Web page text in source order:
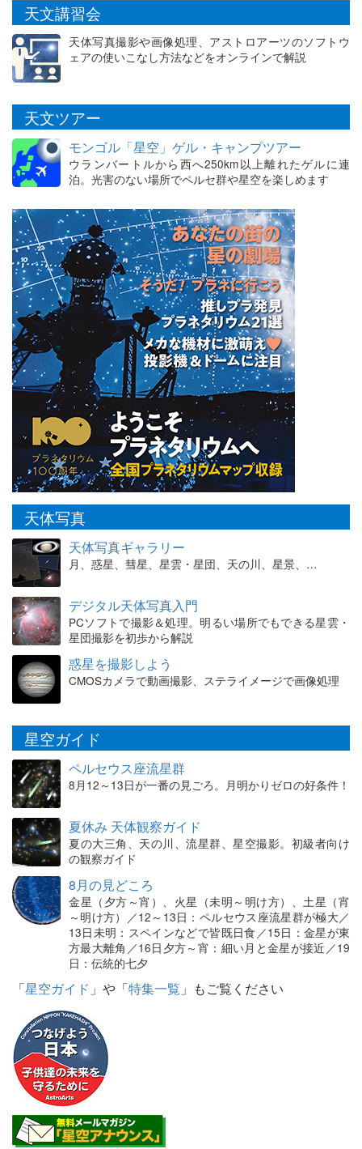
天文講習会
天体写真撮影や画像処理、アストロアーツのソフトウ
ェアの使いこなし方法などをオンラインで解説
天文ツアー
モンゴル「星空」ゲル・キャンプツアー
ウランバートルから西へ250km以上離れたゲルに連
泊。光害のない場所でペルセ群や星空を楽しめます
天体写真
天体写真ギャラリー
月、惑星、彗星、星雲・星団、天の川、星景、…
デジタル天体写真入門
PCソフトで撮影＆処理。明るい場所でもできる星雲・
星団撮影を初歩から解説
惑星を撮影しよう
CMOSカメラで動画撮影、ステライメージで画像処理
星空ガイド
ペルセウス座流星群
8月12～13日が一番の見ごろ。月明かりゼロの好条件！
夏休み 天体観察ガイド
夏の大三角、天の川、流星群、星空撮影。初級者向け
の観察ガイド
8月の見どころ
金星（夕方～宵）、火星（未明～明け方）、土星（宵
～明け方）／12～13日：ペルセウス座流星群が極大／
13日未明：スペインなどで皆既日食／15日：金星が東
方最大離角／16日夕方～宵：細い月と金星が接近／19
日：伝統的七夕
「星空ガイド 」や「特集一覧 」もご覧ください